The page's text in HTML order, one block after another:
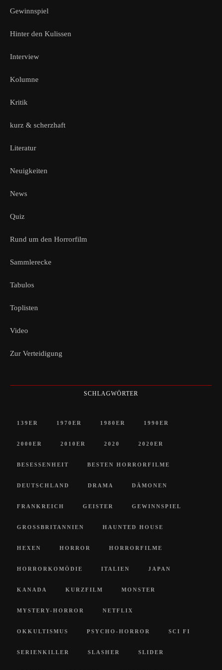
Gewinnspiel
Hinter den Kulissen
Interview
Kolumne
Kritik
kurz & scherzhaft
Literatur
Neuigkeiten
News
Quiz
Rund um den Horrorfilm
Sammlerecke
Tabulos
Toplisten
Video
Zur Verteidigung
SCHLAGWÖRTER
139ER 1970ER 1980ER 1990ER
2000ER 2010ER 2020 2020ER
BESESSENHEIT BESTEN HORRORFILME
DEUTSCHLAND DRAMA DÄMONEN
FRANKREICH GEISTER GEWINNSPIEL
GROSSBRITANNIEN HAUNTED HOUSE
HEXEN HORROR HORRORFILME
HORRORKOMÖDIE ITALIEN JAPAN
KANADA KURZFILM MONSTER
MYSTERY-HORROR NETFLIX
OKKULTISMUS PSYCHO-HORROR SCI FI
SERIENKILLER SLASHER SLIDER